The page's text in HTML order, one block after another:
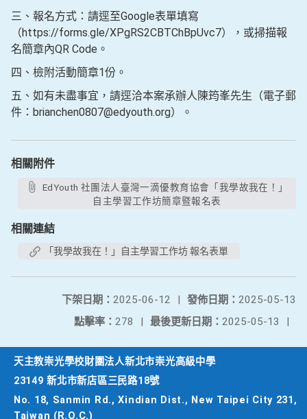
三、報名方式：請逕至Google表單填寫
（https://forms.gle/XPgRS2CBTChBpUvc7），或掃描報
名簡章內QR Code。
四、檢附活動簡章1份。
五、如有未盡事宜，請逕洽本案承辦人陳筠峯先生（電子郵
件：brianchen0807@edyouth.org）。
相關附件
自主學習工作坊簡章暨報名表
相關連結
「我學故我在！」自主學習工作坊 報名表單
發佈日期： 2025-05-13
下架日期： 2025-06-12
|
最後更新日期： 2025-05-13 |
點擊率： 278 |
天主教崇光學校財團法人新北市崇光高級中學
23149 新北市新店區三民路18號
No. 18, Sanmin Rd., Xindian Dist., New Taipei City 231,
Taiwan (R.O.C.)